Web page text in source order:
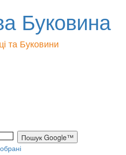
Буковина
та Буковини